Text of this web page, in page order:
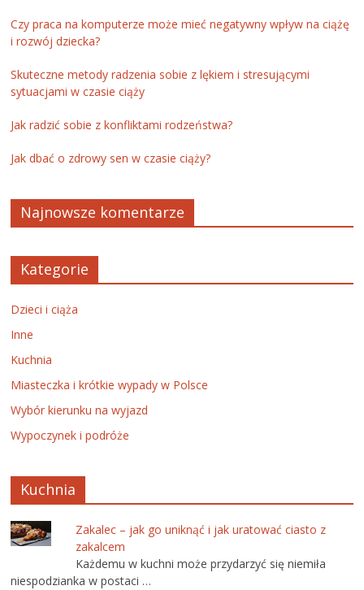
Czy praca na komputerze może mieć negatywny wpływ na ciążę
i rozwój dziecka?
Skuteczne metody radzenia sobie z lękiem i stresującymi
sytuacjami w czasie ciąży
Jak radzić sobie z konfliktami rodzeństwa?
Jak dbać o zdrowy sen w czasie ciąży?
Najnowsze komentarze
Kategorie
Dzieci i ciąża
Inne
Kuchnia
Miasteczka i krótkie wypady w Polsce
Wybór kierunku na wyjazd
Wypoczynek i podróże
Kuchnia
Zakalec – jak go uniknąć i jak uratować ciasto z
zakalcem
Każdemu w kuchni może przydarzyć się niemiła
niespodzianka w postaci …